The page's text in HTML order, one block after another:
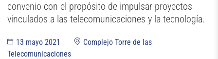
convenio con el propósito de impulsar proyectos
vinculados a las telecomunicaciones y la tecnología.
13 mayo 2021
Complejo Torre de las
Telecomunicaciones